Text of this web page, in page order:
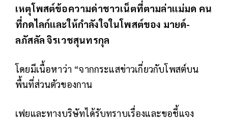
เหตุโพสต์ข้อความด่าชาวเน็ตที่ตามล่าแม่มด คน
ที่กดไลก์และให้กำลังใจในโพสต์ของ มายด์-
ลภัสลัล จิรเวชสุนทรกุล
โดยมีเนื้อหาว่า “จากกระแสข่าวเกี่ยวกับโพสต์บน
พื้นที่ส่วนตัวของกาน
เฟยและทางบริษัทได้รับทราบเรื่องและขอชี้แจง